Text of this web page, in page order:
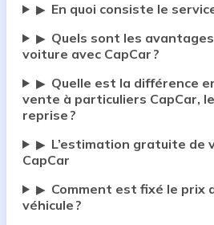
▶ En quoi consiste le
▶ Quels sont les
voiture avec CapCar ?
▶ Quelle est la différence
vente à particuliers CapCar,
reprise ?
▶ L’estimation gratuite de
CapCar
▶ Comment est fixé le prix
véhicule ?